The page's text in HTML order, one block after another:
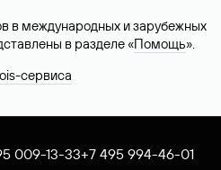
в международных и зарубежных
в разделе «Помощь».
сервиса
009-13-33+7 495 994-46-01